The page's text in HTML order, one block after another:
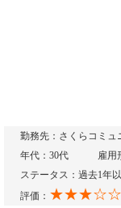
勤務先：さくらコミュ
年代：30代
雇用
ステータス：過去1年
評価： ★★★☆☆